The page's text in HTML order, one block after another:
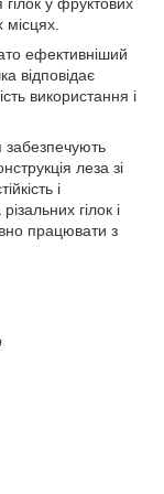
гілок у фруктових
місцях.
ефективніший
відповідає
використання і
забезпечують
леза зі
і
гілок і
працювати з